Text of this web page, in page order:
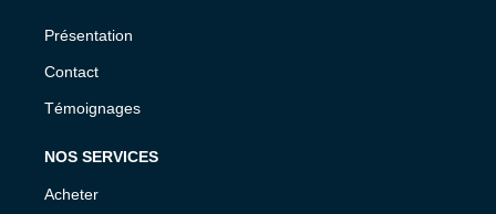
Présentation
Contact
Témoignages
NOS SERVICES
Acheter